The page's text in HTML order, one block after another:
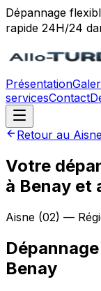
Dépannage
rapide 24H/24
Présentation
servicesContact
Retour au
Votre
à Benay et
Aisne (02) —
Benay